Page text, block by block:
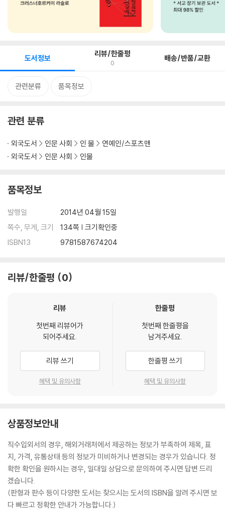
도서정보 리뷰/한줄평
0 배송/반품/교환
관련분류 품목정보
관련 분류
외국도서 인문 사회 인 물
연예인/스포츠맨
외국도서
인문 사회 인물
품목정보
발행일
2014년 04월 15일
쪽수, 무게, 크기
134쪽 | 크기확인중
ISBN13
9781587674204
리뷰/한줄평 0
리뷰
첫번째 리뷰어가
되어주세요.
리뷰 쓰기
혜택 및 유의사항
한줄평
첫번째 한줄평을
남겨주세요.
한줄평 쓰기
혜택 및 유의사항
상품정보안내
직수입외서의 경우, 해외거래처에서 제공하는 정보가 부족하여 제목, 표
지, 가격, 유통상태 등의 정보가 미비하거나 변경되는 경우가 있습니다. 정
확한 확인을 원하시는 경우, 일대일 상담으로 문의하여 주시면 답변 드리
겠습니다.
(판형과 판수 등이 다양한 도서는 찾으시는 도서의 ISBN을 알려 주시면 보
다 빠르고 정확한 안내가 가능합니다.)